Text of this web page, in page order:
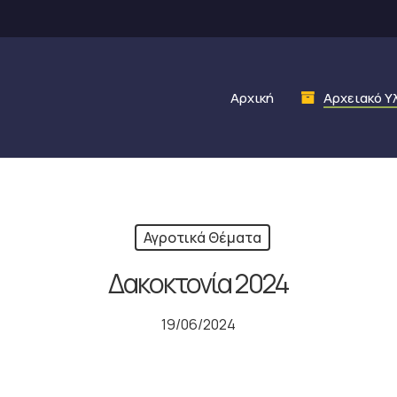
Αρχική Αρχειακό
Αγροτικά Θέματα
Δακοκτονία 2024
19/06/2024